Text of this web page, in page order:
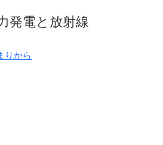
隊長 安藤忠雄大佐)
佐伯静夫中佐)
発電と放射線
りから